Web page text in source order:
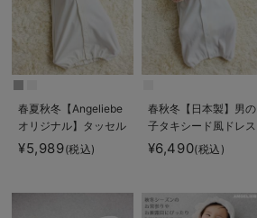
春夏秋冬【Angeliebe
オリジナル】タッセル
付きおめかしドレス＆
帽子セット
¥5,989(税込)
春秋冬【日本製】男の
子タキシード風ドレス
＆帽子セット
¥6,490(税込)